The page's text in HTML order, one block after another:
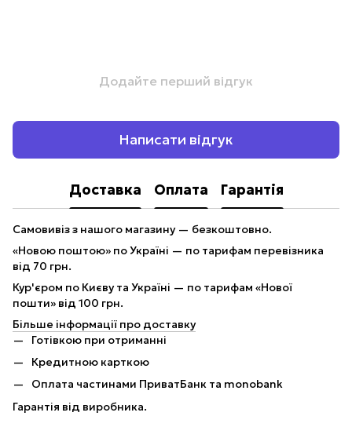
Додайте перший відгук
Написати відгук
Доставка Оплата Гарантія
Самовивіз з нашого магазину — безкоштовно.
«Новою поштою» по Україні — по тарифам перевізника
від 70 грн.
Кур'єром по Києву та Україні — по тарифам «Нової
пошти» від 100 грн.
Більше інформації про доставку
Готівкою при отриманні
Кредитною карткою
Оплата частинами ПриватБанк та monobank
Гарантія від виробника.